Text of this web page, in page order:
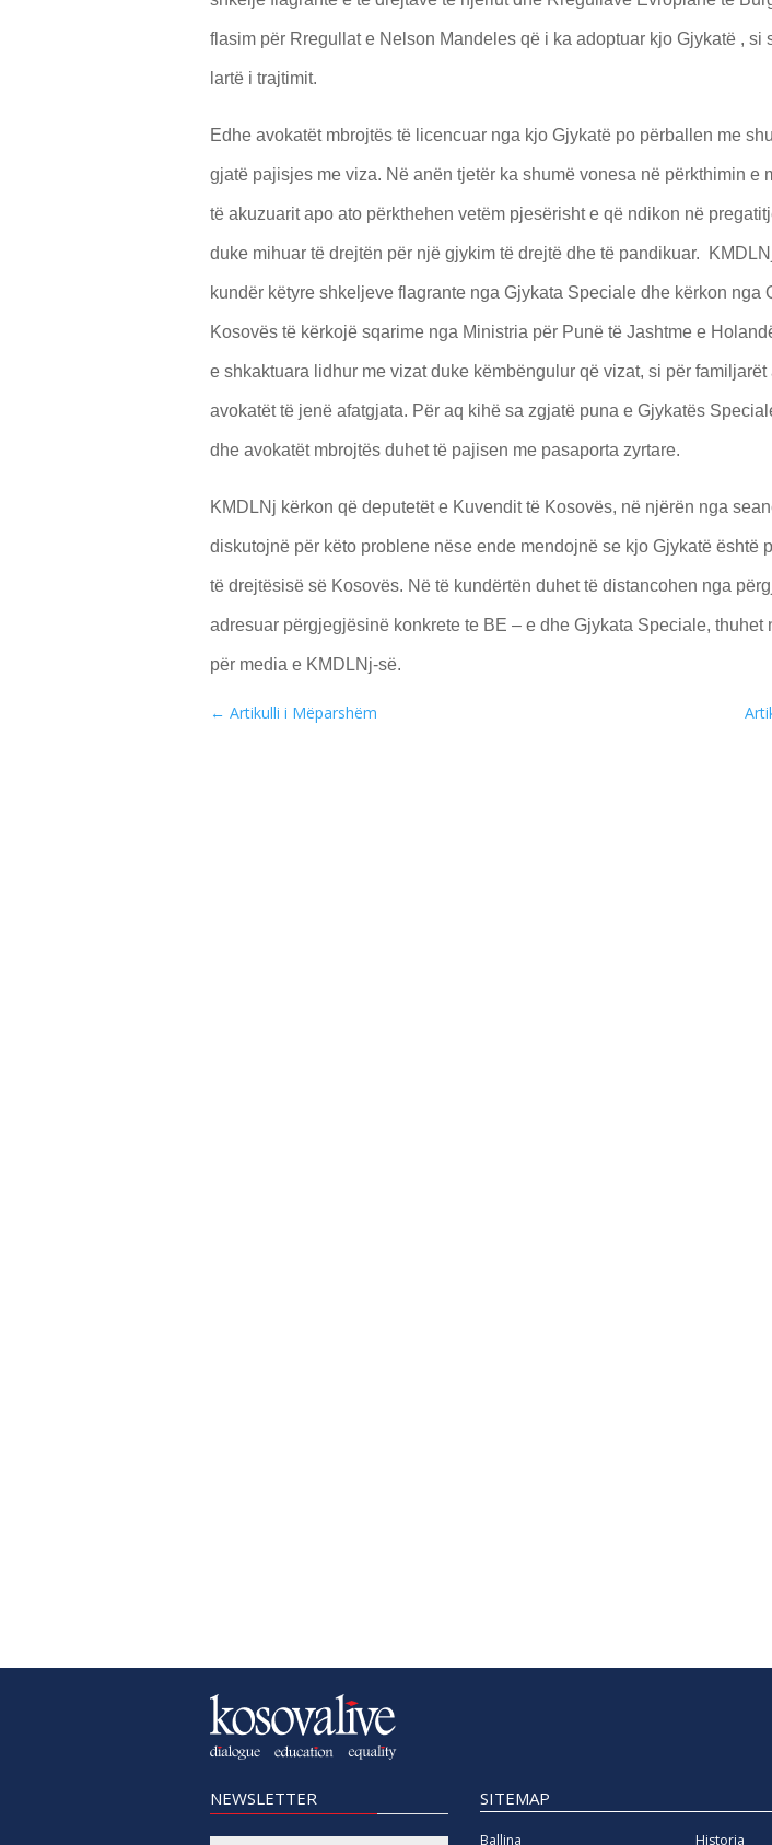
flasim për Rregullat e Nelson Mandeles që i ka adoptuar kjo Gjykatë , si
lartë i trajtimit.
Edhe avokatët mbrojtës të licencuar nga kjo Gjykatë po përballen me
gjatë pajisjes me viza. Në anën tjetër ka shumë vonesa në përkthimin e
të akuzuarit apo ato përkthehen vetëm pjesërisht e që ndikon në
duke mihuar të drejtën për një gjykim të drejtë dhe të pandikuar.
kundër këtyre shkeljeve flagrante nga Gjykata Speciale dhe kërkon nga
Kosovës të kërkojë sqarime nga Ministria për Punë të Jashtme e
e shkaktuara lidhur me vizat duke këmbëngulur që vizat, si për familjarët
avokatët të jenë afatgjata. Për aq kihë sa zgjatë puna e Gjykatës
dhe avokatët mbrojtës duhet të pajisen me pasaporta zyrtare.
KMDLNj kërkon që deputetët e Kuvendit të Kosovës, në njërën nga
diskutojnë për këto problene nëse ende mendojnë se kjo Gjykatë është
të drejtësisë së Kosovës. Në të kundërtën duhet të distancohen nga
adresuar përgjegjësinë konkrete te BE – e dhe Gjykata Speciale, thuhet
për media e KMDLNj-së.
← Artikulli i Mëparshëm
NEWSLETTER SITEMAP
Ballina Historia